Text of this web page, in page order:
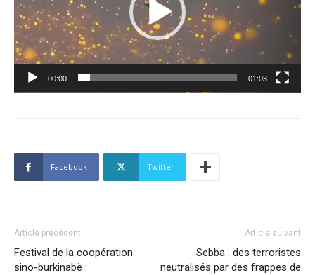
00:00 01:03
Facebook Twitter
Article précédent
Festival de la coopération
sino-burkinabè :
Article suivant
Sebba : des terroristes
neutralisés par des frappes de